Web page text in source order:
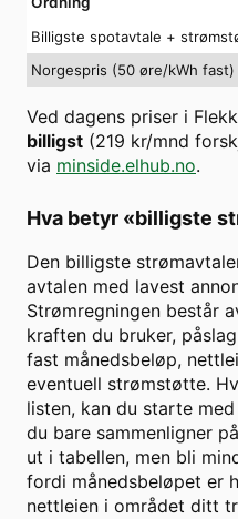
Billigste spotavtale +
Norgespris (50 øre/kWh fast)
Ved dagens priser i
billigst (219 kr/mnd
via minside.elhub.no.
Hva betyr «billigste
Den billigste
avtalen med lavest
Strømregningen består
kraften du bruker,
fast månedsbeløp,
eventuell strømstøtte.
listen, kan du starte med
du bare sammenligner
ut i tabellen, men bli
fordi månedsbeløpet er
nettleien i området ditt